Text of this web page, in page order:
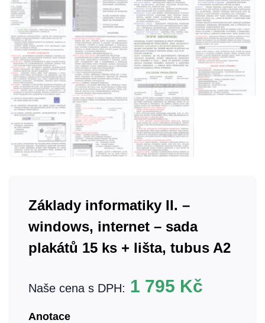
Základy informatiky II. –
windows, internet – sada
plakátů 15 ks + lišta, tubus A2
Naše cena s DPH: 1 795 Kč
Anotace